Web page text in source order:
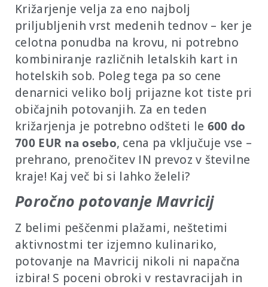
Križarjenje velja za eno najbolj
priljubljenih vrst medenih tednov – ker je
celotna ponudba na krovu, ni potrebno
kombiniranje različnih letalskih kart in
hotelskih sob. Poleg tega pa so cene
denarnici veliko bolj prijazne kot tiste pri
običajnih potovanjih. Za en teden
križarjenja je potrebno odšteti le 600 do
700 EUR na osebo, cena pa vključuje vse –
prehrano, prenočitev IN prevoz v številne
kraje! Kaj več bi si lahko želeli?
Poročno potovanje Mavricij
Z belimi peščenmi plažami, neštetimi
aktivnostmi ter izjemno kulinariko,
potovanje na Mavricij nikoli ni napačna
izbira! S poceni obroki v restavracijah in